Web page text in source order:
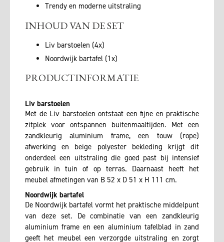
Trendy en moderne uitstraling
INHOUD VAN DE SET
Liv barstoelen (4x)
Noordwijk bartafel (1x)
PRODUCTINFORMATIE
Liv barstoelen
Met de Liv barstoelen ontstaat een fijne en praktische
zitplek voor ontspannen buitenmaaltijden. Met een
zandkleurig aluminium frame, een touw (rope)
afwerking en beige polyester bekleding krijgt dit
onderdeel een uitstraling die goed past bij intensief
gebruik in tuin of op terras. Daarnaast heeft het
meubel afmetingen van B 52 x D 51 x H 111 cm.
Noordwijk bartafel
De Noordwijk bartafel vormt het praktische middelpunt
van deze set. De combinatie van een zandkleurig
aluminium frame en een aluminium tafelblad in zand
geeft het meubel een verzorgde uitstraling en zorgt